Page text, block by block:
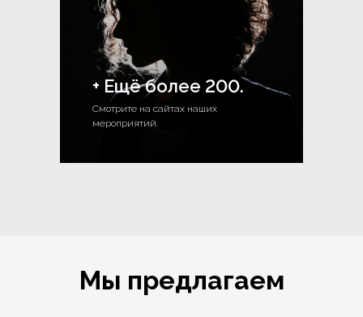
+ Ещё более 200.
Смотрите на сайтах наших
мероприятий.
Мы предлагаем